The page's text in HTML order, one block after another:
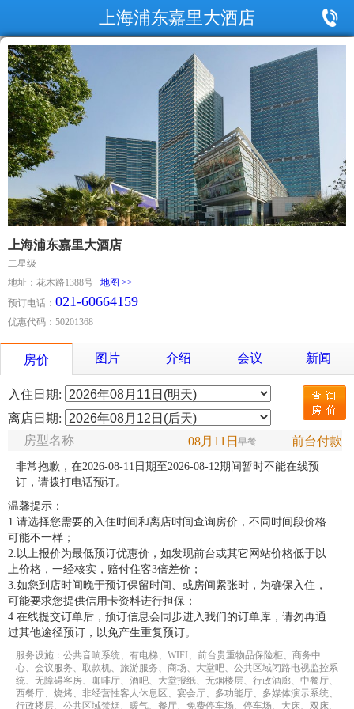
上海浦东嘉里大酒店
上海浦东嘉里大酒店
二星级
地址：花木路1388号 地图 >>
预订电话： 021-60664159
优惠代码：50201368
房价 图片 介绍 会议 新闻
入住日期:
离店日期:
08月11日早餐 前台付款
房型名称
非常抱歉，在2026-08-11日期至2026-08-12期间暂时不能在线预
订，请拨打电话预订。
温馨提示：
1.请选择您需要的入住时间和离店时间查询房价，不同时间段价格
可能不一样；
2.以上报价为最低预订优惠价，如发现前台或其它网站价格低于以
上价格，一经核实，赔付住客3倍差价；
3.如您到店时间晚于预订保留时间、或房间紧张时，为确保入住，
可能要求您提供信用卡资料进行担保；
4.在线提交订单后，预订信息会同步进入我们的订单库，请勿再通
过其他途径预订，以免产生重复预订。
服务设施：公共音响系统、有电梯、WIFI、前台贵重物品保险柜、商务中
心、会议服务、取款机、旅游服务、商场、大堂吧、公共区域闭路电视监控系
统、无障碍客房、咖啡厅、酒吧、大堂报纸、无烟楼层、行政酒廊、中餐厅、
西餐厅、烧烤、非经营性客人休息区、宴会厅、多功能厅、多媒体演示系统、
行政楼层、公共区域禁烟、暖气、餐厅、免费停车场、停车场、大床、双床、